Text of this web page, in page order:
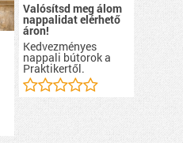
Valósítsd meg álom
nappalidat elérhető
áron!
Kedvezményes
nappali bútorok a
Praktikertől.